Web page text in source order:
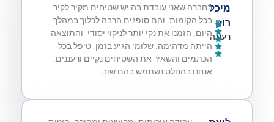
מיכל
רוזן
רעננה
בחברה שאני עובדת בה יש שטיחים מקיר לקיר
בכל הקומות, והם סופגים הרבה לכלוך במהלך
היום. הזמנו את נקי יותר לניקוי יסודי, והתוצאה
הייתה מדהימה. שלומי הגיע בזמן, טיפל בכל
הכתמים והשאיר את השטיחים נקיים ורעננים.
אנחנו בהחלט נשתמש בהם שוב.